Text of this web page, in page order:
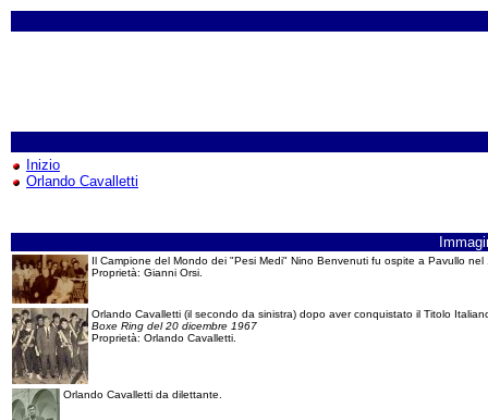
Inizio
Orlando Cavalletti
Il Campione del Mondo dei "Pesi Medi" Nino Benvenuti fu ospite a Pavullo
Proprietà: Gianni Orsi.
Orlando Cavalletti (il secondo da sinistra) dopo aver conquistato il Titolo
Boxe Ring del 20 dicembre 1967
Proprietà: Orlando Cavalletti.
Orlando Cavalletti da dilettante.